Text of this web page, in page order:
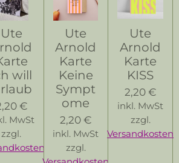
Ute
will
€
MwSt
zzgl.
Ute
Arnold
Karte
Keine
Sympt
ome
2,20 €
inkl. MwSt
zzgl.
Ute
Arnold
Karte
KISS
2,20 €
inkl. MwSt
zzgl.
Versandkosten